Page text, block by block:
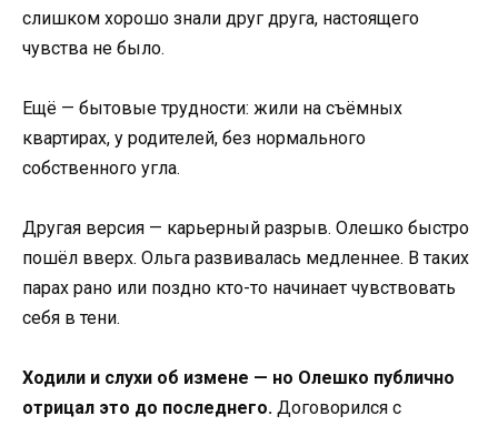
слишком хорошо знали друг друга, настоящего
чувства не было.
Ещё — бытовые трудности: жили на съёмных
квартирах, у родителей, без нормального
собственного угла.
Другая версия — карьерный разрыв. Олешко быстро
пошёл вверх. Ольга развивалась медленнее. В таких
парах рано или поздно кто-то начинает чувствовать
себя в тени.
Ходили и слухи об измене — но Олешко публично
отрицал это до последнего. Договорился с